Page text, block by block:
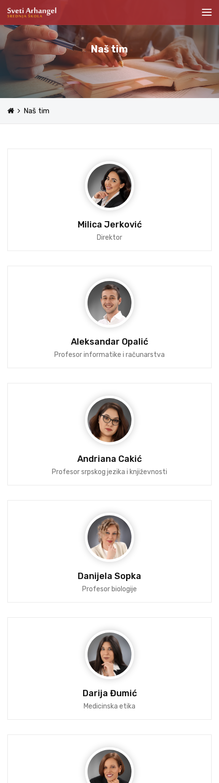
Naš tim
Naš tim
Milica Jerković
Direktor
Aleksandar Opalić
Profesor informatike i računarstva
Andriana Cakić
Profesor srpskog јezika i književnosti
Danijela Sopka
Profesor biologije
Darija Đumić
Medicinska etika